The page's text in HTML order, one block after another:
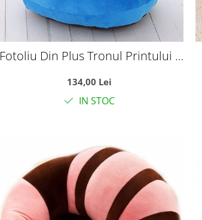
Fotoliu Din Plus Tronul Printului -
134,00 Lei
IN STOC